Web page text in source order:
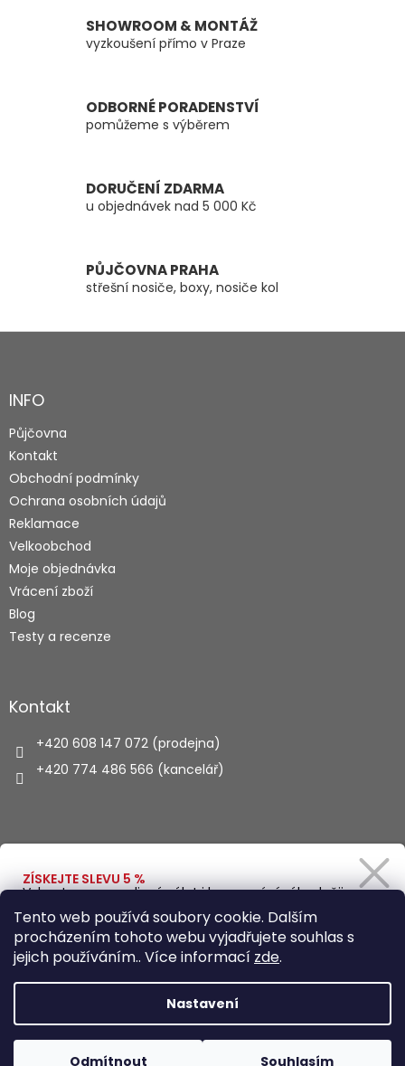
Tento web používá soubory cookie. Dalším
procházením tohoto webu vyjadřujete souhlas s
jejich používáním.. Více informací zde.
Nastavení
Odmítnout Souhlasím
SHOWROOM & MONTÁŽ
vyzkoušení přímo v Praze
ODBORNÉ PORADENSTVÍ
pomůžeme s výběrem
DORUČENÍ ZDARMA
u objednávek nad 5 000 Kč
PŮJČOVNA PRAHA
střešní nosiče, boxy, nosiče kol
Z
aINFO
Půjčovna
Kontakt
Obchodní podmínky
Ochrana osobních údajů
Reklamace
Velkoobchod
Moje objednávka
Vrácení zboží
Blog
Testy a recenze
Kontakt
+420 608 147 072 (prodejna)
+420 774 486 566 (kancelář)
HLEDAT
Copyright 2026Autohaus.cz. Všechna práva vyhrazena.
ZÍSKEJTE SLEVU 5 %
Vybavte se na rodinný výlet i kempování výhodněji.
Zadejte svůj e-mail a obratem Vám pošleme
slevový kód.
Zásady zpracování osobních údajů